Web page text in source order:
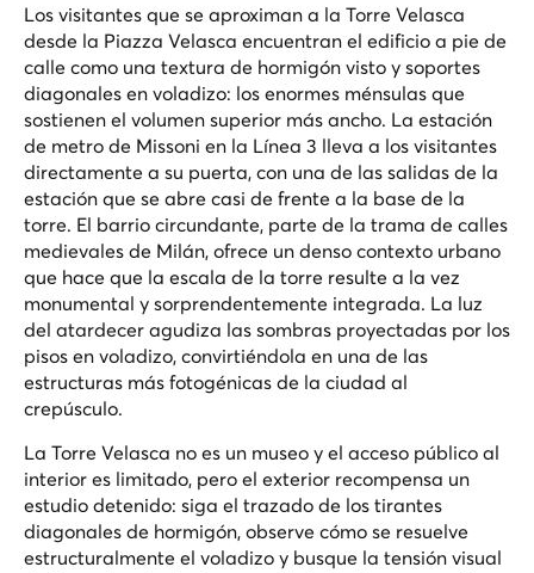
Los visitantes que se aproximan a la Torre Velasca
desde la Piazza Velasca encuentran el edificio a pie de
calle como una textura de hormigón visto y soportes
diagonales en voladizo: los enormes ménsulas que
sostienen el volumen superior más ancho. La estación
de metro de Missoni en la Línea 3 lleva a los visitantes
directamente a su puerta, con una de las salidas de la
estación que se abre casi de frente a la base de la
torre. El barrio circundante, parte de la trama de calles
medievales de Milán, ofrece un denso contexto urbano
que hace que la escala de la torre resulte a la vez
monumental y sorprendentemente integrada. La luz
del atardecer agudiza las sombras proyectadas por los
pisos en voladizo, convirtiéndola en una de las
estructuras más fotogénicas de la ciudad al
crepúsculo.
La Torre Velasca no es un museo y el acceso público al
interior es limitado, pero el exterior recompensa un
estudio detenido: siga el trazado de los tirantes
diagonales de hormigón, observe cómo se resuelve
estructuralmente el voladizo y busque la tensión visual